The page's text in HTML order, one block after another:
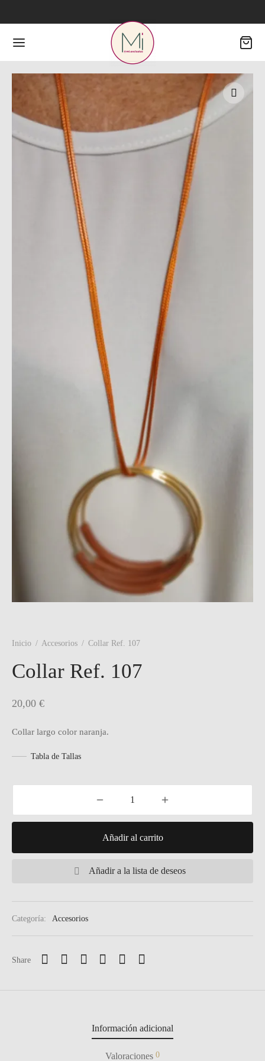
Inicio / Accesorios / Collar Ref. 107
Collar Ref. 107
20,00 €
Collar largo color naranja.
Tabla de Tallas
Añadir al carrito
Añadir a la lista de deseos
Categoría: Accesorios
Share
Información adicional
Valoraciones 0